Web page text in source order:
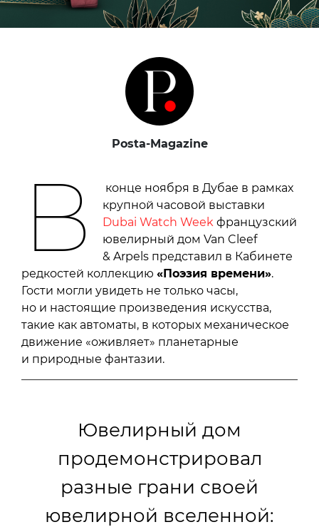
Posta-Magazine
В
конце ноября в Дубае в рамках
крупной часовой выставки
Dubai Watch Week французский
ювелирный дом Van Cleef
& Arpels представил в Кабинете
редкостей коллекцию «Поэзия времени».
Гости могли увидеть не только часы,
но и настоящие произведения искусства,
такие как автоматы, в которых механическое
движение «оживляет» планетарные
и природные фантазии.
Ювелирный дом
продемонстрировал
разные грани своей
ювелирной вселенной: